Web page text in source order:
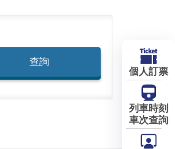
個人訂票
列車時刻
車次查詢